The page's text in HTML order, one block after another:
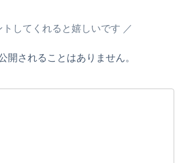
トしてくれると嬉しいです
開されることはありません。